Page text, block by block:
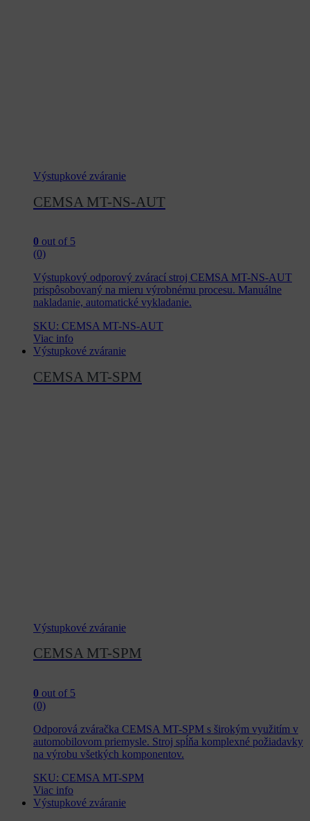
Výstupkové zváranie
CEMSA MT-NS-AUT
0 out of 5
(0)
Výstupkový odporový zvárací stroj CEMSA MT-NS-AUT
prispôsobovaný na mieru výrobnému procesu. Manuálne
nakladanie, automatické vykladanie.
SKU: CEMSA MT-NS-AUT
Viac info
Výstupkové zváranie
CEMSA MT-SPM
Výstupkové zváranie
CEMSA MT-SPM
0 out of 5
(0)
Odporová zváračka CEMSA MT-SPM s širokým využitím v
automobilovom priemysle. Stroj spĺňa komplexné požiadavky
na výrobu všetkých komponentov.
SKU: CEMSA MT-SPM
Viac info
Výstupkové zváranie